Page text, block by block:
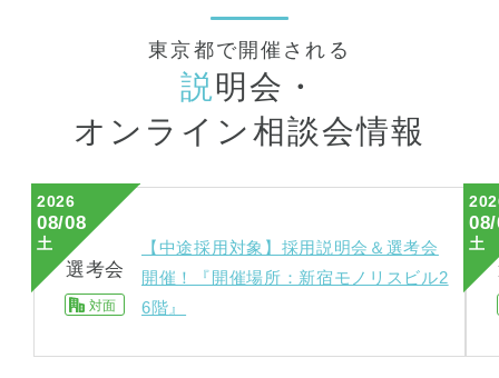
東京都で開催される
説明会・
オンライン相談会情報
2026
08/08
土
選考会
対面
【中途採用対象】採用説明会＆選考会
開催！『開催場所：新宿モノリスビル2
6階』
土